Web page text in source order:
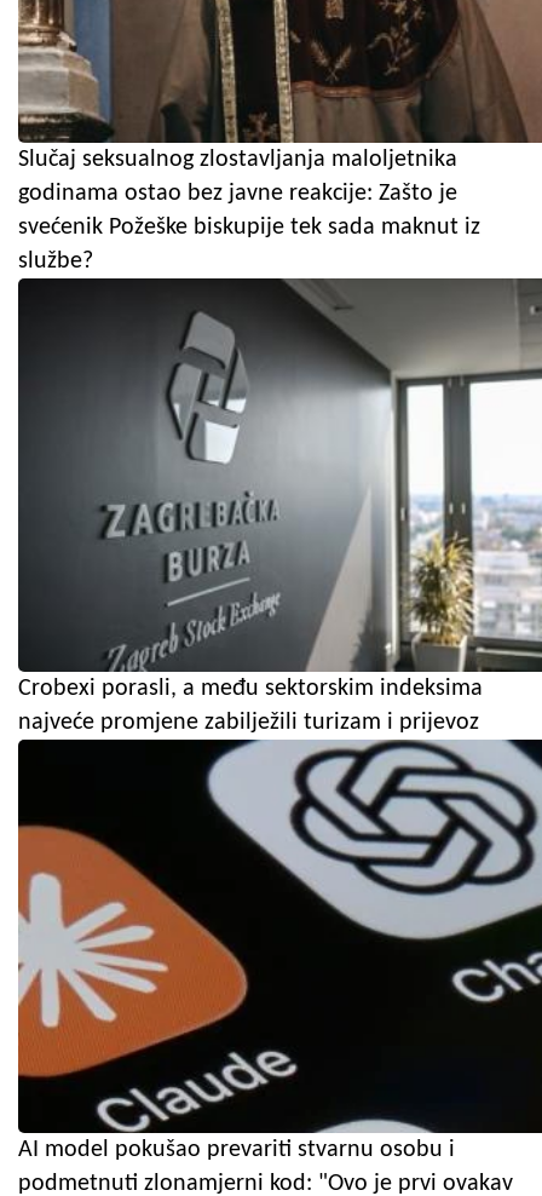
Slučaj seksualnog zlostavljanja maloljetnika
godinama ostao bez javne reakcije: Zašto je
svećenik Požeške biskupije tek sada maknut iz
službe?
Crobexi porasli, a među sektorskim indeksima
najveće promjene zabilježili turizam i prijevoz
AI model pokušao prevariti stvarnu osobu i
podmetnuti zlonamjerni kod: "Ovo je prvi ovakav